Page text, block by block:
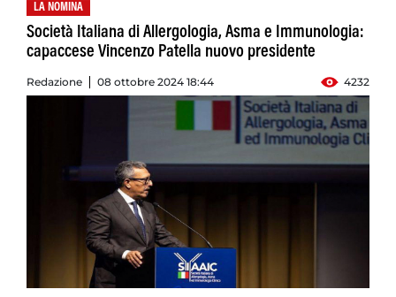
LA NOMINA
Società Italiana di Allergologia, Asma e Immunologia:
capaccese Vincenzo Patella nuovo presidente
Redazione 08 ottobre 2024 18:44 4232